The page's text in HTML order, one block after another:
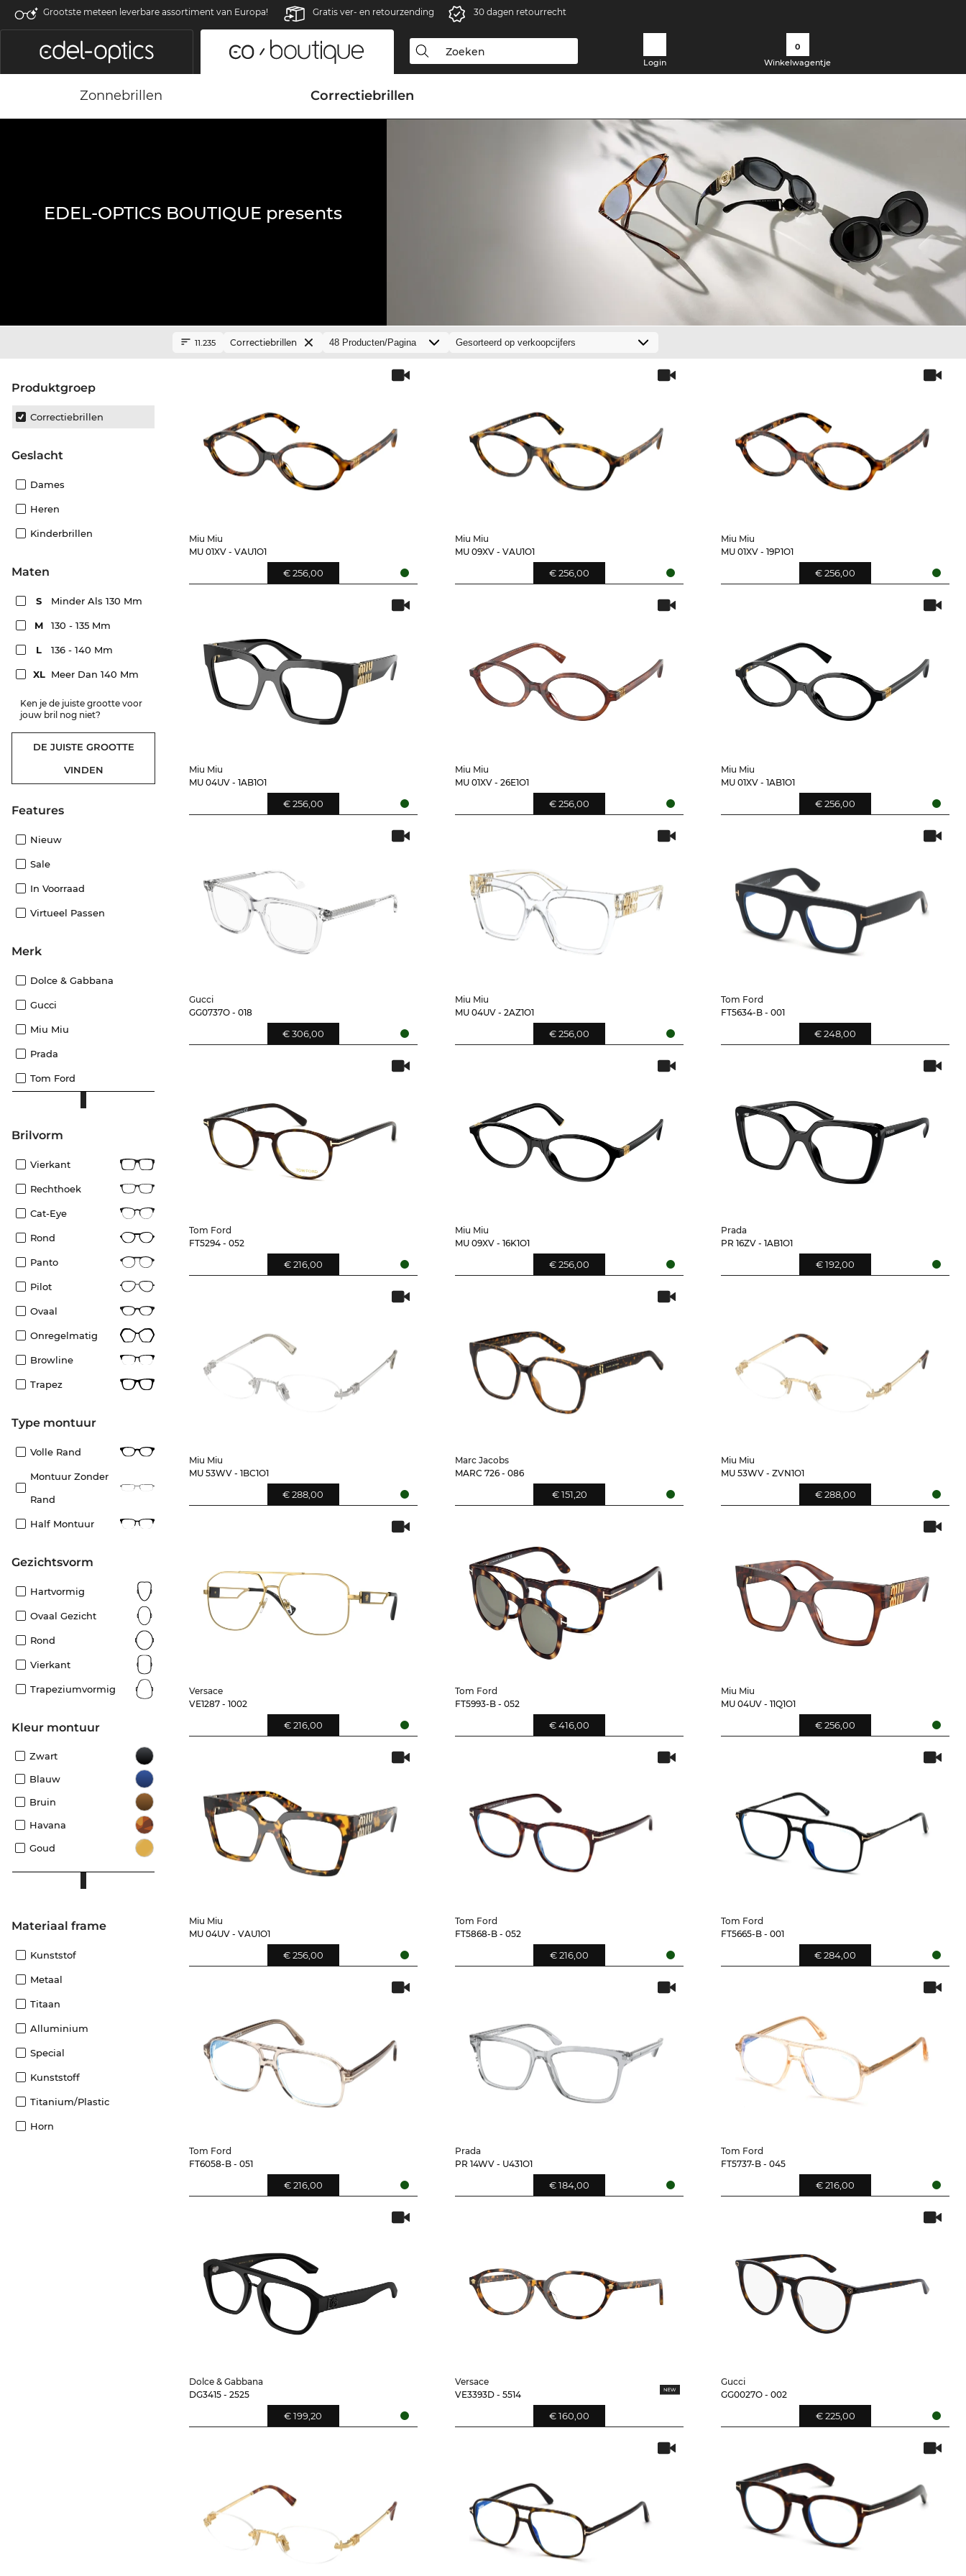
Grootste meteen leverbare assortiment van Europa! Gratis ver- en retourzending 30 dagen retourrecht
Login
0
Winkelwagentje
Zonnebrillen Correctiebrillen
EDEL-OPTICS BOUTIQUE presents
Produktgroep
Correctiebrillen
Geslacht
Dames
Heren
Kinderbrillen
Maten
S Minder Als 130 Mm
M 130 - 135 Mm
L 136 - 140 Mm
XL Meer Dan 140 Mm
Ken je de juiste grootte voor
jouw bril nog niet?
DE JUISTE GROOTTE
VINDEN
features
Nieuw
Sale
In Voorraad
Virtueel Passen
Merk
Dolce & Gabbana
Gucci
Miu Miu
Prada
Tom Ford
Brilvorm
Vierkant
Rechthoek
Cat-Eye
Rond
Panto
Pilot
Ovaal
Onregelmatig
Browline
Trapez
Type montuur
Volle Rand
Montuur Zonder
Rand
Half Montuur
Gezichtsvorm
Hartvormig
Ovaal Gezicht
Rond
Vierkant
Trapeziumvormig
Kleur montuur
Zwart
Blauw
Bruin
Havana
Goud
Materiaal frame
Kunststof
Metaal
Titaan
Alluminium
Special
Kunststoff
Titanium/plastic
Horn
11.235 Correctiebrillen
Miu Miu
MU 01XV - VAU1O1
€ 256,00
Miu Miu
MU 09XV - VAU1O1
€ 256,00
Miu Miu
MU 01XV - 19P1O1
€ 256,00
Miu Miu
MU 04UV - 1AB1O1
€ 256,00
Miu Miu
MU 01XV - 26E1O1
€ 256,00
Miu Miu
MU 01XV - 1AB1O1
€ 256,00
Gucci
GG0737O - 018
€ 306,00
Miu Miu
MU 04UV - 2AZ1O1
€ 256,00
Tom Ford
FT5634-B - 001
€ 248,00
Tom Ford
FT5294 - 052
€ 216,00
Miu Miu
MU 09XV - 16K1O1
€ 256,00
Prada
PR 16ZV - 1AB1O1
€ 192,00
Miu Miu
MU 53WV - 1BC1O1
€ 288,00
Marc Jacobs
MARC 726 - 086
€ 151,20
Miu Miu
MU 53WV - ZVN1O1
€ 288,00
Versace
VE1287 - 1002
€ 216,00
Tom Ford
FT5993-B - 052
€ 416,00
Miu Miu
MU 04UV - 11Q1O1
€ 256,00
Miu Miu
MU 04UV - VAU1O1
€ 256,00
Tom Ford
FT5868-B - 052
€ 216,00
Tom Ford
FT5665-B - 001
€ 284,00
Tom Ford
FT6058-B - 051
€ 216,00
Prada
PR 14WV - U431O1
€ 184,00
Tom Ford
FT5737-B - 045
€ 216,00
Dolce & Gabbana
DG3415 - 2525
€ 199,20
Versace
VE3393D - 5514
€ 160,00
Gucci
GG0027O - 002
€ 225,00